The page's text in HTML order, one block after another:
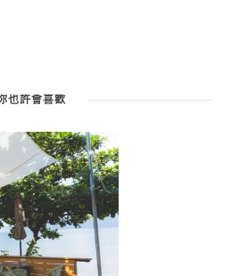
也許會喜歡